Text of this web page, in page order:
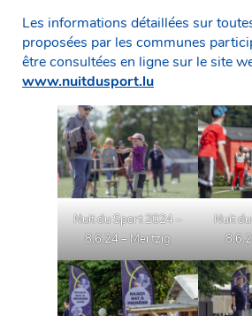
Les informations détaillées sur
proposées par les communes
être consultées en ligne sur le site
www.nuitdusport.lu
Nuit du Sport 2024 –
8.6.24 – Mertzig
Nuit